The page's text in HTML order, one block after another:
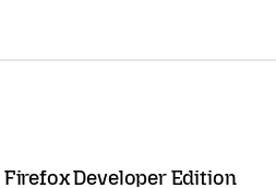
Firefox Developer Edition